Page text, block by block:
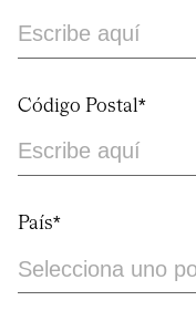
Código Postal*
País*